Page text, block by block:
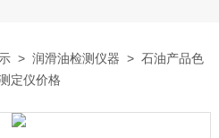
>润滑油检测仪器 >石油产品色
定仪价格